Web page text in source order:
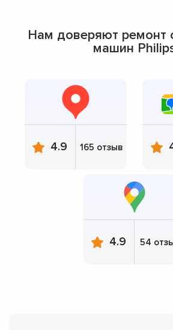
Нам доверяют ремонт
машин
4.9 165 отзыв
4.9 54